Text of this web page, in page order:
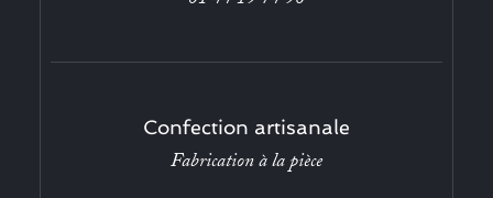
Confection artisanale
Fabrication à la pièce